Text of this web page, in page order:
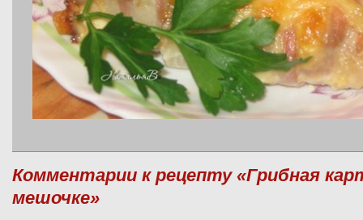
Комментарии к рецепту «Грибная
мешочке»